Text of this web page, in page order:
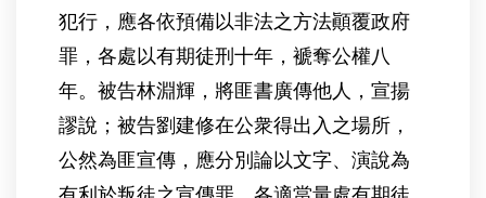
犯行，應各依預備以非法之方法顚覆政府
罪，各處以有期徒刑十年，褫奪公權八
年。被告林淵輝，將匪書廣傳他人，宣揚
謬說；被告劉建修在公衆得出入之場所，
公然為匪宣傳，應分別論以文字、演說為